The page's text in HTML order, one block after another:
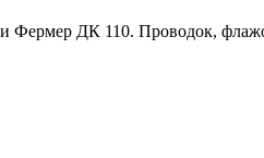
Фермер ДК 110. Проводок,